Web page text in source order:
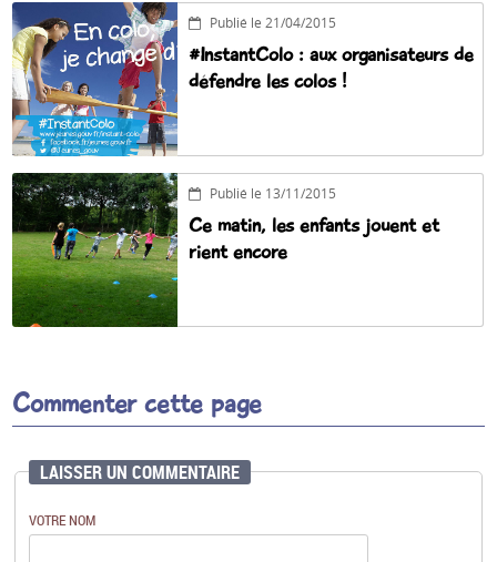
Publié le 21/04/2015
#InstantColo : aux organisateurs de
défendre les colos !
Publié le 13/11/2015
Ce matin, les enfants jouent et
rient encore
Commenter cette page
LAISSER UN COMMENTAIRE
VOTRE NOM